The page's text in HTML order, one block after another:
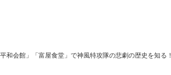
和会館」「富屋食堂」で神風特攻隊の悲劇の歴史を知る！